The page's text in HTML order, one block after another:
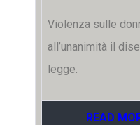
Violenza sulle
all’unanimità il
legge.
READ